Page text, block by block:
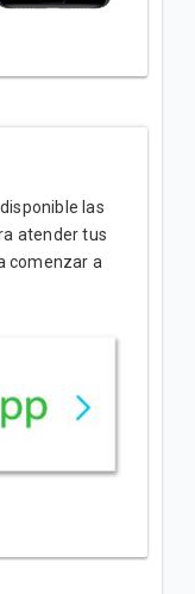
las
atender tus
comenzar a